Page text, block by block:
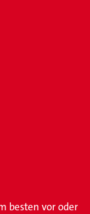
besten vor oder